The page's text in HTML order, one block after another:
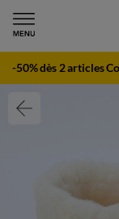
-50% dès 2 articles